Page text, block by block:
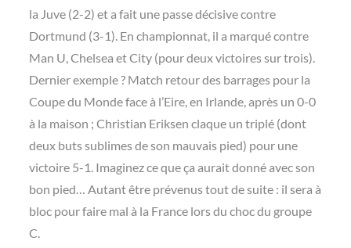
la Juve (2-2) et a fait une passe décisive contre
Dortmund (3-1). En championnat, il a marqué contre
Man U, Chelsea et City (pour deux victoires sur trois).
Dernier exemple ? Match retour des barrages pour la
Coupe du Monde face à l’Eire, en Irlande, après un 0-0
à la maison ; Christian Eriksen claque un triplé (dont
deux buts sublimes de son mauvais pied) pour une
victoire 5-1. Imaginez ce que ça aurait donné avec son
bon pied… Autant être prévenus tout de suite : il sera à
bloc pour faire mal à la France lors du choc du groupe
C.